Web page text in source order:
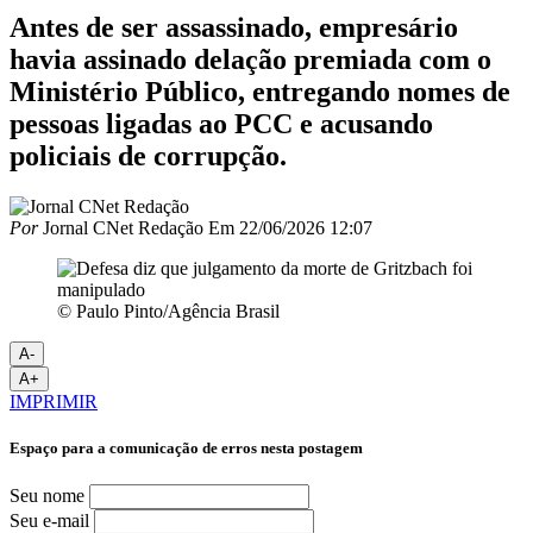
Antes de ser assassinado, empresário
havia assinado delação premiada com o
Ministério Público, entregando nomes de
pessoas ligadas ao PCC e acusando
policiais de corrupção.
PorJornal CNet Redação Em 22/06/2026 12:07
© Paulo Pinto/Agência Brasil
A-
A+
IMPRIMIR
Espaço para a comunicação de erros nesta postagem
Seu nome
Seu e-mail